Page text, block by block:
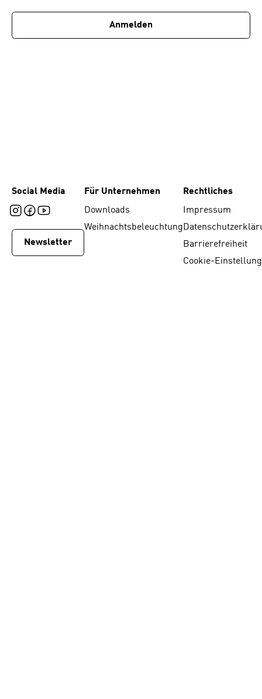
Anmelden
Social Media
Newsletter
Für Unternehmen
Downloads
Weihnachtsbeleuchtung
Rechtliches
Impressum
Barrierefreiheit
Cookie-